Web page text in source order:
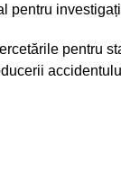
pentru
pentru